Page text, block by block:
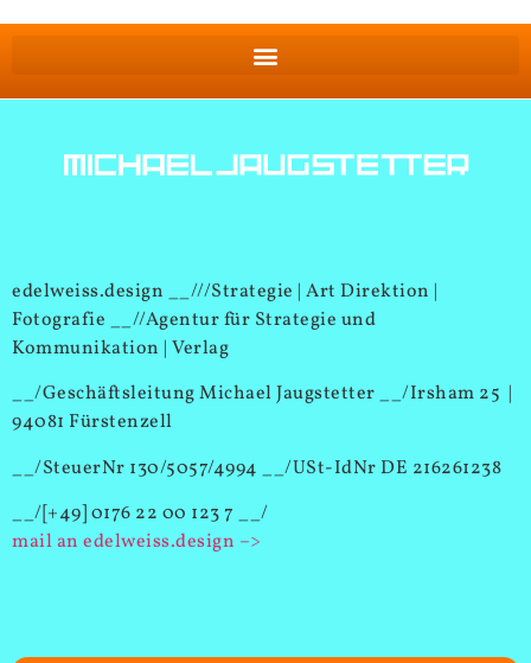
edelweiss.design __///Strategie | Art Direktion |
Fotografie __//Agentur für Strategie und
Kommunikation | Verlag
__/Geschäftsleitung Michael Jaugstetter __/Irsham 25 |
94081 Fürstenzell
__/SteuerNr 130/5057/4994 __/USt-IdNr DE 216261238
__/[+49] 0176 22 00 123 7 __/
mail an edelweiss.design –>